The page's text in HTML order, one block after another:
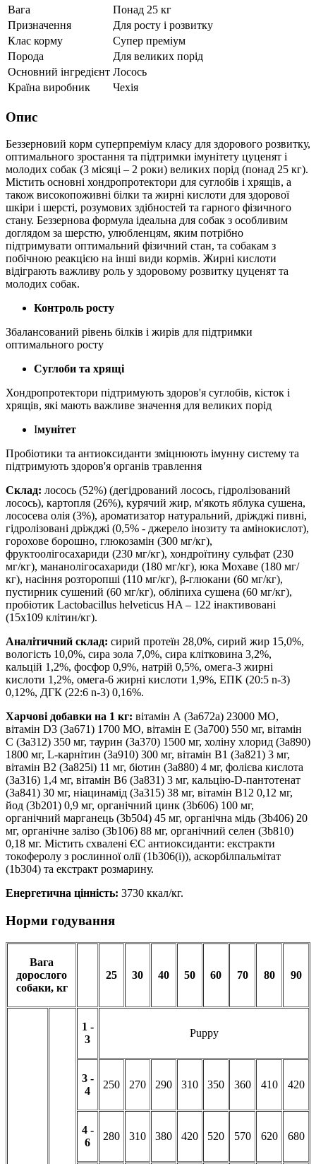
Вага
Понад 25 кг
Призначення
Для росту і розвитку
Клас корму
Супер преміум
Порода
Для великих порід
Основний інгредієнт Лосось
Країна виробник
Чехія
Опис
Беззерновий корм суперпреміум класу для здорового розвитку,
оптимального зростання та підтримки імунітету цуценят і
молодих собак (3 місяці – 2 роки) великих порід (понад 25 кг).
Містить основні хондропротектори для суглобів і хрящів, а
також високопоживні білки та жирні кислоти для здорової
шкіри і шерсті, розумових здібностей та гарного фізичного
стану. Беззернова формула ідеальна для собак з особливим
доглядом за шерстю, улюбленцям, яким потрібно
підтримувати оптимальний фізичний стан, та собакам з
побічною реакцією на інші види кормів. Жирні кислоти
відіграють важливу роль у здоровому розвитку цуценят та
молодих собак.
Контроль росту
Збалансований рівень білків і жирів для підтримки
оптимального росту
Суглоби та хрящі
Хондропротектори підтримують здоров'я суглобів, кісток і
хрящів, які мають важливе значення для великих порід
Імунітет
Пробіотики та антиоксиданти зміцнюють імунну систему та
підтримують здоров'я органів травлення
Склад: лосось (52%) (дегідрований лосось, гідролізований
лосось), картопля (26%), курячий жир, м'якоть яблука сушена,
лососева олія (3%), ароматизатор натуральний, дріжджі пивні,
гідролізовані дріжджі (0,5% - джерело інозиту та амінокислот),
горохове борошно, глюкозамін (300 мг/кг),
фруктоолігосахариди (230 мг/кг), хондроїтину сульфат (230
мг/кг), мананолігосахариди (180 мг/кг), юка Мохаве (180 мг/
кг), насіння розторопші (110 мг/кг), β-глюкани (60 мг/кг),
пустирник сушений (60 мг/кг), обліпиха сушена (60 мг/кг),
пробіотик Lactobacillus helveticus HA – 122 інактивовані
(15х109 клітин/кг).
Аналітичний склад: сирий протеїн 28,0%, сирий жир 15,0%,
вологість 10,0%, сира зола 7,0%, сира клітковина 3,2%,
кальцій 1,2%, фосфор 0,9%, натрій 0,5%, омега-3 жирні
кислоти 1,2%, омега-6 жирні кислоти 1,9%, EПК (20:5 n-3)
0,12%, ДГК (22:6 n-3) 0,16%.
Харчові добавки на 1 кг: вітамін А (3a672a) 23000 МО,
вітамін D3 (3a671) 1700 МО, вітамін Е (3a700) 550 мг, вітамін
С (3a312) 350 мг, таурин (3a370) 1500 мг, холіну хлорид (3a890)
1800 мг, L-карнітин (3a910) 300 мг, вітамін B1 (3a821) 3 мг,
вітамін B2 (3a825i) 11 мг, біотин (3a880) 4 мг, фолієва кислота
(3a316) 1,4 мг, вітамін B6 (3a831) 3 мг, кальцію-D-пантотенат
(3a841) 30 мг, ніацинамід (3a315) 38 мг, вітамін B12 0,12 мг,
йод (3b201) 0,9 мг, органічний цинк (3b606) 100 мг,
органічний марганець (3b504) 45 мг, органічна мідь (3b406) 20
мг, органічне залізо (3b106) 88 мг, органічний селен (3b810)
0,18 мг. Містить схвалені ЄС антиоксиданти: екстракти
токоферолу з рослинної олії (1b306(i)), аскорбілпальмітат
(1b304) та екстракт розмарину.
Енергетична цінність: 3730 ккал/кг.
Норми годування
Вага
дорослого
собаки, кг
25 30 40 50 60 70 80 90
1 -
3
Puppy
3 -
4
250 270 290 310 350 360 410 420
4 -
6
280 310 380 420 520 570 620 680